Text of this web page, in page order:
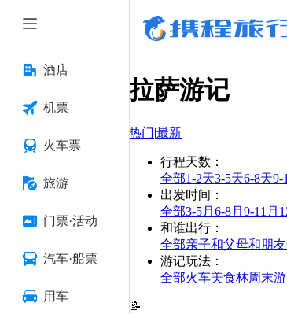
酒店
机票
火车票
旅游
门票·活动
汽车·船票
用车
拉萨游记
热门|最新
行程天数 ：
全部1-2天3-5天6-8天9-
出发时间 ：
全部3-5月 6-8月 9-11月
和谁出行 ：
全部亲子和父母和朋友
游记玩法 ：
全部火车美食林周末游
📝